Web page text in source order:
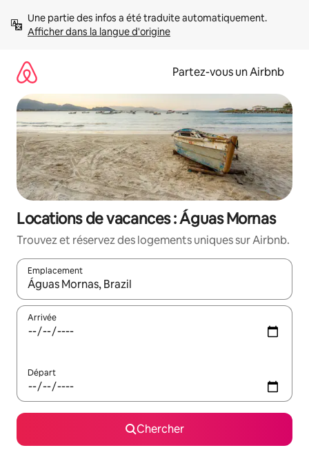
directement
Afficher dans la langue d'origine
Partez-vous un Airbnb
Locations de vacances : Águas Mornas
Trouvez et réservez des logements uniques sur Airbnb.
Emplacement
Quand les résultats sont affichés, parcourez-les en utilisant
Arrivée
Départ
Chercher